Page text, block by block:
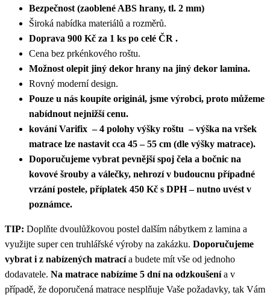
Bezpečnost (zaoblené ABS hrany, tl. 2 mm)
Široká nabídka materiálů a rozměrů.
Doprava 900 Kč za 1 ks po celé ČR .
Cena bez prkénkového roštu.
Možnost olepit jiný dekor hrany na jiný dekor lamina.
Rovný moderní design.
Pouze u nás koupíte originál, jsme výrobci, proto můžeme
nabídnout nejnižší cenu.
kování Varifix – 4 polohy výšky roštu – výška na vršek
matrace lze nastavit cca 45 – 55 cm (dle výšky matrace).
Doporučujeme vybrat pevnější spoj čela a bočnic na
kovové šrouby a válečky, nehrozív budoucnu případné
vrzání postele, příplatek 450 Kč s DPH – nutno uvést v
poznámce.
TIP: Doplňte dvoulůžkovou postel dalším nábytkem z lamina a
využijte super cen truhlářské výroby na zakázku. Doporučujeme
vybrat i z nabízených matracía budete mít vše od jednoho
dodavatele. Na matrace nabízíme 5 dní na odzkoušenía v
případě, že doporučená matrace nesplňuje Vaše požadavky, tak Vám